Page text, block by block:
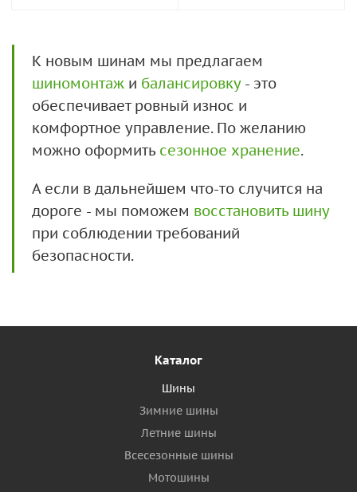
К новым шинам мы предлагаем
шиномонтаж и балансировку- это
обеспечивает ровный износ и
комфортное управление. По желанию
можно оформить сезонное хранение.
А если в дальнейшем что-то случится на
дороге - мы поможем восстановить шину
при соблюдении требований
безопасности.
Каталог
Шины
Зимние шины
Летние шины
Всесезонные шины
Мотошины